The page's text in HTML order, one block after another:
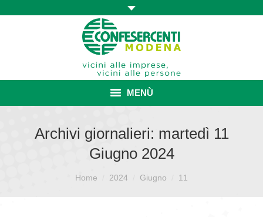
MENÙ
ASSOCIAZIONE
ISCRIZIONE E VANTAGGI
Archivi giornalieri: martedì 11
Giugno 2024
Home 2024 Giugno 11